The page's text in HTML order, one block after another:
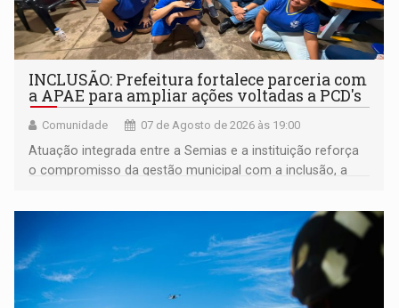
INCLUSÃO: Prefeitura fortalece parceria com
a APAE para ampliar ações voltadas a PCD's
Comunidade 07 de Agosto de 2026 às 19:00
Atuação integrada entre a Semias e a instituição reforça
o compromisso da gestão municipal com a inclusão, a